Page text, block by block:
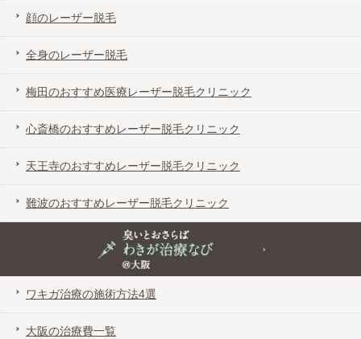
顔のレーザー脱毛
全身のレーザー脱毛
梅田のおすすめ医療レーザー脱毛クリニック
心斎橋のおすすめレーザー脱毛クリニック
天王寺のおすすめレーザー脱毛クリニック
難波のおすすめレーザー脱毛クリニック
臭いとおさらば わきが治療なび＠大阪
ワキガ治療の施術方法4選
大阪の治療費一覧